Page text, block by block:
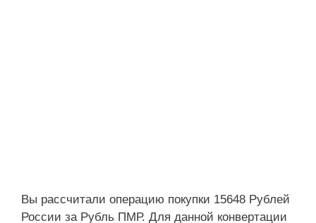
Вы рассчитали операцию покупки 15648 Рублей
России за Рубль ПМР. Для данной конвертации